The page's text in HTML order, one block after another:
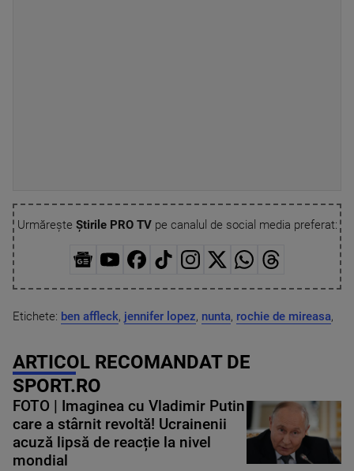
Urmărește Știrile PRO TVpe canalul de social media preferat:
Etichete: ben affleck, jennifer lopez, nunta, rochie de mireasa,
ARTICOL RECOMANDAT DE
SPORT.RO
FOTO | Imaginea cu Vladimir Putin
care a stârnit revoltă! Ucrainenii
acuză lipsă de reacție la nivel
mondial